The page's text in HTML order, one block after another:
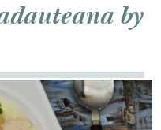
by